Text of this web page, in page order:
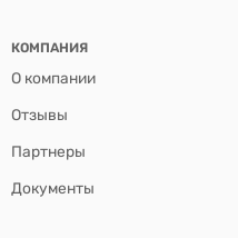
КОМПАНИЯ
О компании
Отзывы
Партнеры
Документы